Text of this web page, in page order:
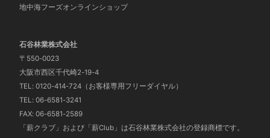
地中海フーズオンラインショップ
石谷林業株式会社
〒550-0023
大阪市西区千代崎2-19-4
TEL: 0120-414-724（お客様専用フリーダイヤル）
TEL: 06-6581-3241
FAX: 06-6581-2589
「薪クラブ」および「薪Club」は石谷林業株式会社の登録商標です。